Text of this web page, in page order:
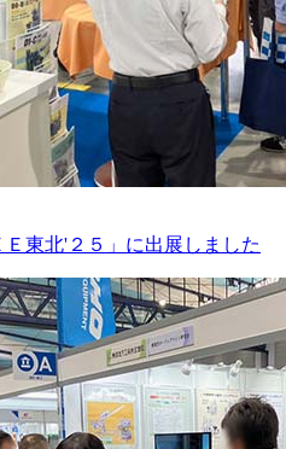
Ｅ東北'２５」に出展しました